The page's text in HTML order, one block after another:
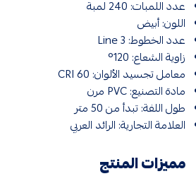
عدد اللمبات: 240 لمبة
اللون: أبيض
عدد الخطوط: 3 Line
زاوية الشعاع: 120°
معامل تجسيد الألوان: 60 CRI
مادة التصنيع: PVC مرن
طول اللفة: تبدأ من 50 متر
العلامة التجارية: الرائد العربي
مميزات المنتج